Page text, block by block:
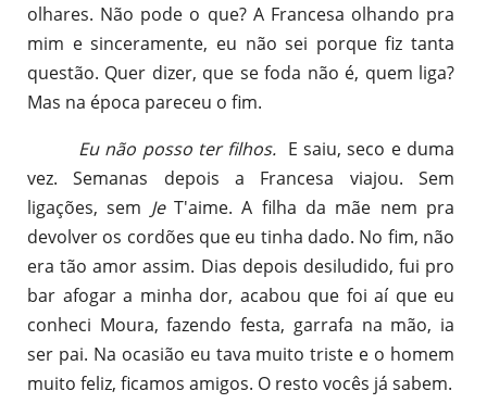
olhares. Não pode o que? A Francesa olhando pra
mim e sinceramente, eu não sei porque fiz tanta
questão. Quer dizer, que se foda não é, quem liga?
Mas na época pareceu o fim.
Eu não posso ter filhos. E saiu, seco e duma
vez. Semanas depois a Francesa viajou. Sem
ligações, sem JeT'aime. A filha da mãe nem pra
devolver os cordões que eu tinha dado. No fim, não
era tão amor assim. Dias depois desiludido, fui pro
bar afogar a minha dor, acabou que foi aí que eu
conheci Moura, fazendo festa, garrafa na mão, ia
ser pai. Na ocasião eu tava muito triste e o homem
muito feliz, ficamos amigos. O resto vocês já sabem.